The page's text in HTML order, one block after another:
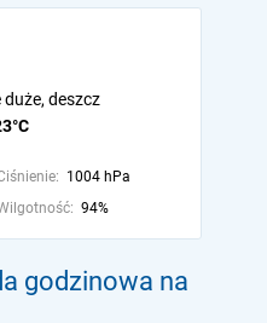
deszcz
1004 hPa
94%
godzinowa na